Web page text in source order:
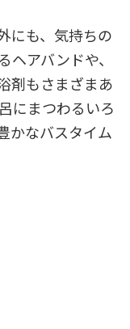
にも、気持ちの
アバンドや、
剤もさまざまあ
にまつわるいろ
かなバスタイム